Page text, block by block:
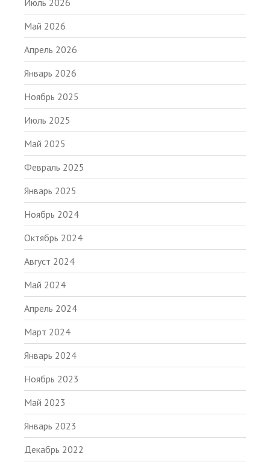
Июль 2026
Май 2026
Апрель 2026
Январь 2026
Ноябрь 2025
Июль 2025
Май 2025
Февраль 2025
Январь 2025
Ноябрь 2024
Октябрь 2024
Август 2024
Май 2024
Апрель 2024
Март 2024
Январь 2024
Ноябрь 2023
Май 2023
Январь 2023
Декабрь 2022